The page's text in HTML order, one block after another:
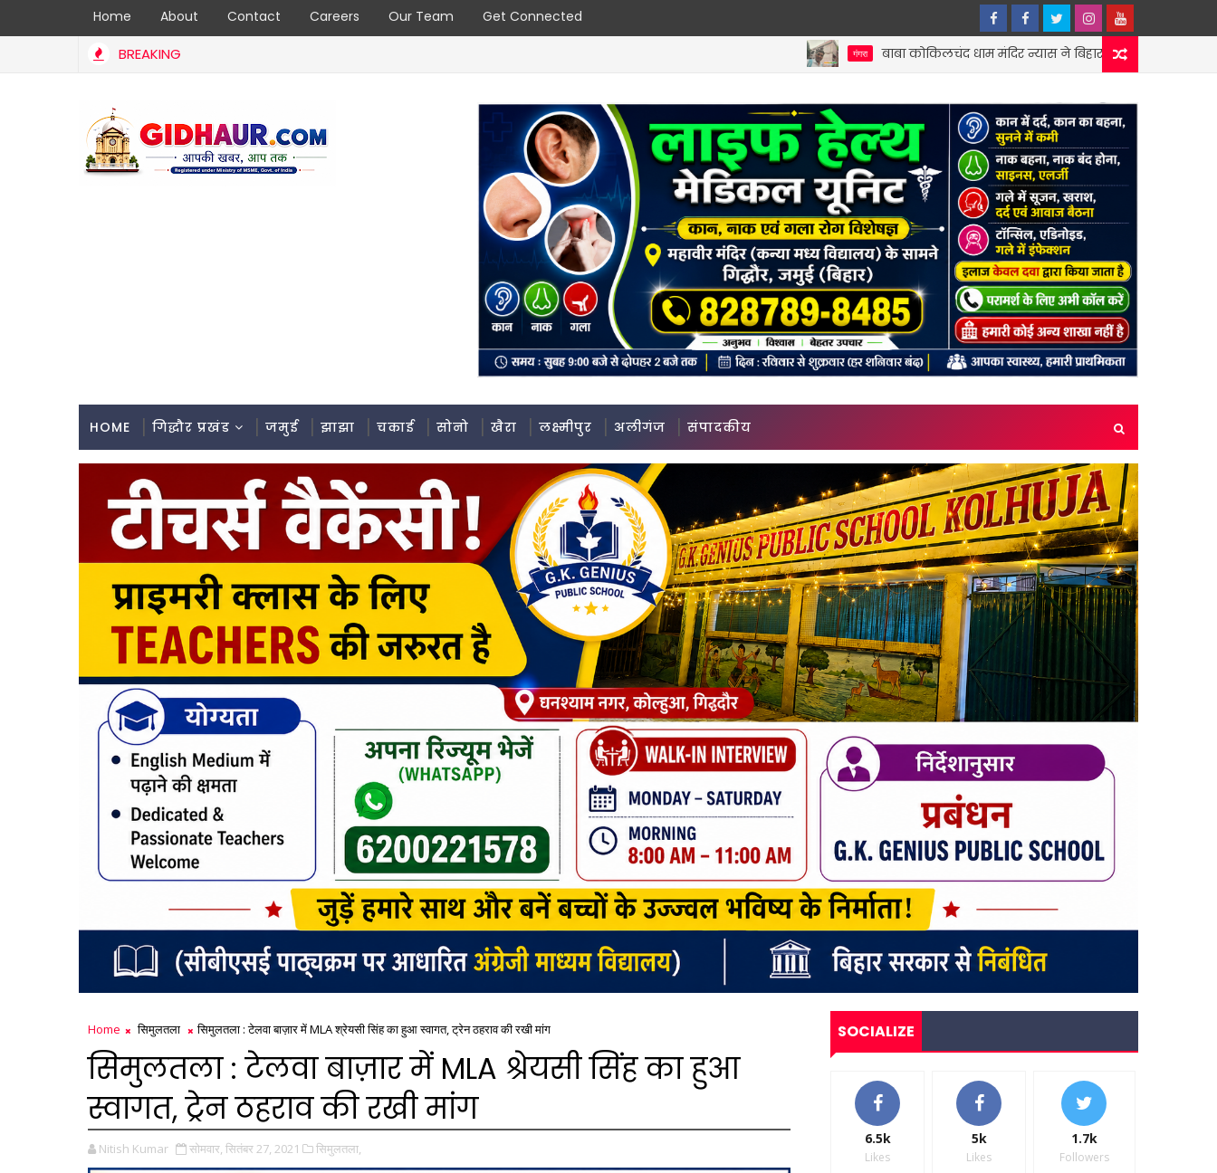
Home About Contact Careers Our Team Get Connected
BREAKING बाबा कोकिलचंद धाम मंदिर न्यास ने बिहार धार्मिक न्यास पर्षद को सौंपी वर्ष
HOME गिद्धौर प्रखंड जमुई झाझा चकाई सोनो खैरा लक्ष्मीपुर अलीगंज संपादकीय
Home सिमुलतला सिमुलतला : टेलवा बाज़ार में MLA श्रेयसी सिंह का हुआ स्वागत, ट्रेन ठहराव की रखी मांग
सिमुलतला : टेलवा बाज़ार में MLA श्रेयसी सिंह का हुआ
स्वागत, ट्रेन ठहराव की रखी मांग
Nitish Kumar सोमवार, सितंबर 27, 2021 सिमुलतला,
SOCIALIZE
6.5k
Likes
5k
Likes
1.7k
Followers